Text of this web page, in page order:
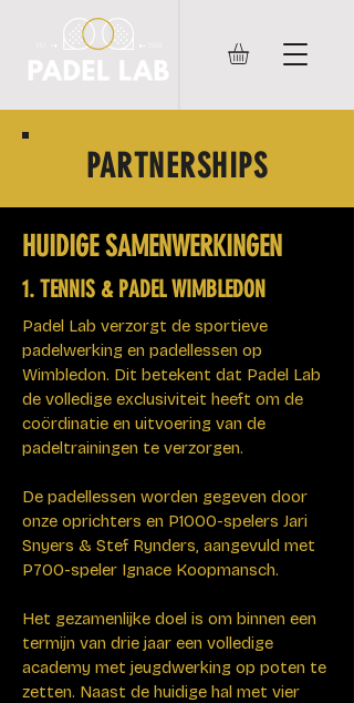
PARTNERSHIPS
HUIDIGE SAMENWERKINGEN
1. TENNIS & PADEL WIMBLEDON
Padel Lab verzorgt de sportieve
padelwerking en padellessen op
Wimbledon. Dit betekent dat Padel Lab
de volledige exclusiviteit heeft om de
coördinatie en uitvoering van de
padeltrainingen te verzorgen.
De padellessen worden gegeven door
onze oprichters en P1000-spelers Jari
Snyers & Stef Rynders, aangevuld met
P700-speler Ignace Koopmansch.
Het gezamenlijke doel is om binnen een
termijn van drie jaar een volledige
academy met jeugdwerking op poten te
zetten. Naast de huidige hal met vier